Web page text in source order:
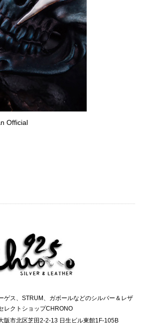
Official
ゲス、STRUM、ガボールなどのシルバー＆レザ
レクトショップCHRONO
阪市北区芝田2-2-13 日生ビル東館1F-105B